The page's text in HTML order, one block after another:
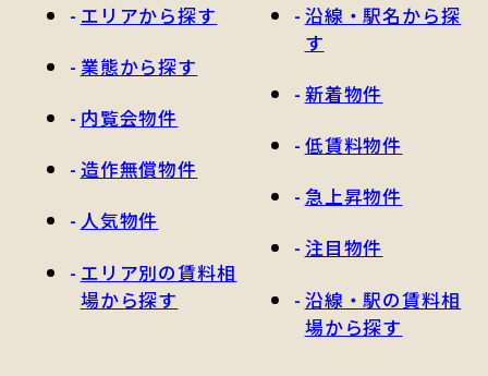
エリアから探す
業態から探す
内覧会物件
造作無償物件
人気物件
エリア別の賃料相
場から探す
沿線・駅名から探
す
新着物件
低賃料物件
急上昇物件
注目物件
沿線・駅の賃料相
場から探す